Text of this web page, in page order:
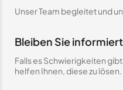
Unser Team begleitet und
Bleiben Sie
Falls es Schwierigkeiten
helfen Ihnen, diese zu lösen.